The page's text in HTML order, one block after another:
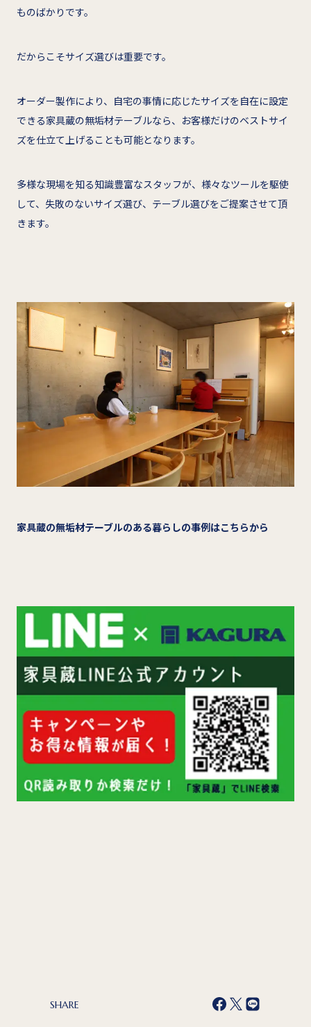
ものばかりです。
だからこそサイズ選びは重要です。
オーダー製作により、自宅の事情に応じたサイズを自在に設定
できる家具蔵の無垢材テーブルなら、お客様だけのベストサイ
ズを仕立て上げることも可能となります。
多様な現場を知る知識豊富なスタッフが、様々なツールを駆使
して、失敗のないサイズ選び、テーブル選びをご提案させて頂
きます。
家具蔵の無垢材テーブルのある暮らしの事例はこちらから
SHARE